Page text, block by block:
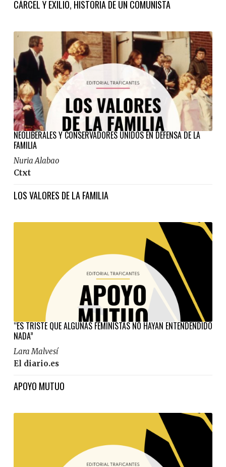
CÁRCEL Y EXILIO, HISTORIA DE UN COMUNISTA
NEOLIBERALES Y CONSERVADORES UNIDOS EN DEFENSA DE LA
FAMILIA
Nuria Alabao
Ctxt
LOS VALORES DE LA FAMILIA
“ES TRISTE QUE ALGUNAS FEMINISTAS NO HAYAN ENTENDENDIDO
NADA”
Lara Malvesí
El diario.es
APOYO MUTUO